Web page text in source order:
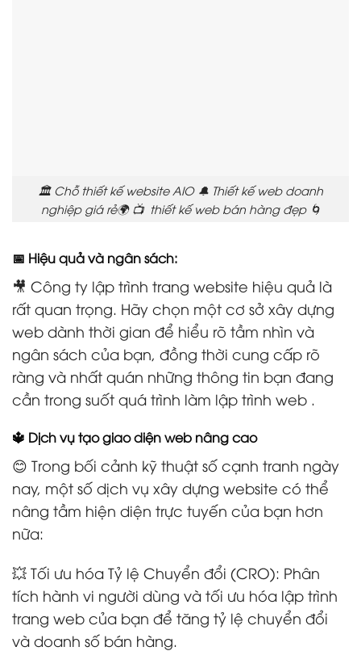
🏛️ Chỗ thiết kế website AIO 🔔 Thiết kế web doanh
nghiệp giá rẻ🌍 📺 thiết kế web bán hàng đẹp 🌀
📅 Hiệu quả và ngân sách:
🎥 Công ty lập trình trang website hiệu quả là
rất quan trọng. Hãy chọn một cơ sở xây dựng
web dành thời gian để hiểu rõ tầm nhìn và
ngân sách của bạn, đồng thời cung cấp rõ
ràng và nhất quán những thông tin bạn đang
cần trong suốt quá trình làm lập trình web .
🔱 Dịch vụ tạo giao diện web nâng cao
😊 Trong bối cảnh kỹ thuật số cạnh tranh ngày
nay, một số dịch vụ xây dựng website có thể
nâng tầm hiện diện trực tuyến của bạn hơn
nữa:
💥 Tối ưu hóa Tỷ lệ Chuyển đổi (CRO): Phân
tích hành vi người dùng và tối ưu hóa lập trình
trang web của bạn để tăng tỷ lệ chuyển đổi
và doanh số bán hàng.